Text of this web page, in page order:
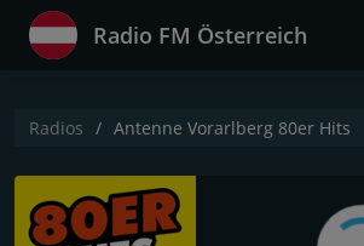
Radio FM Österreich
Radios Antenne Vorarlberg 80er Hits